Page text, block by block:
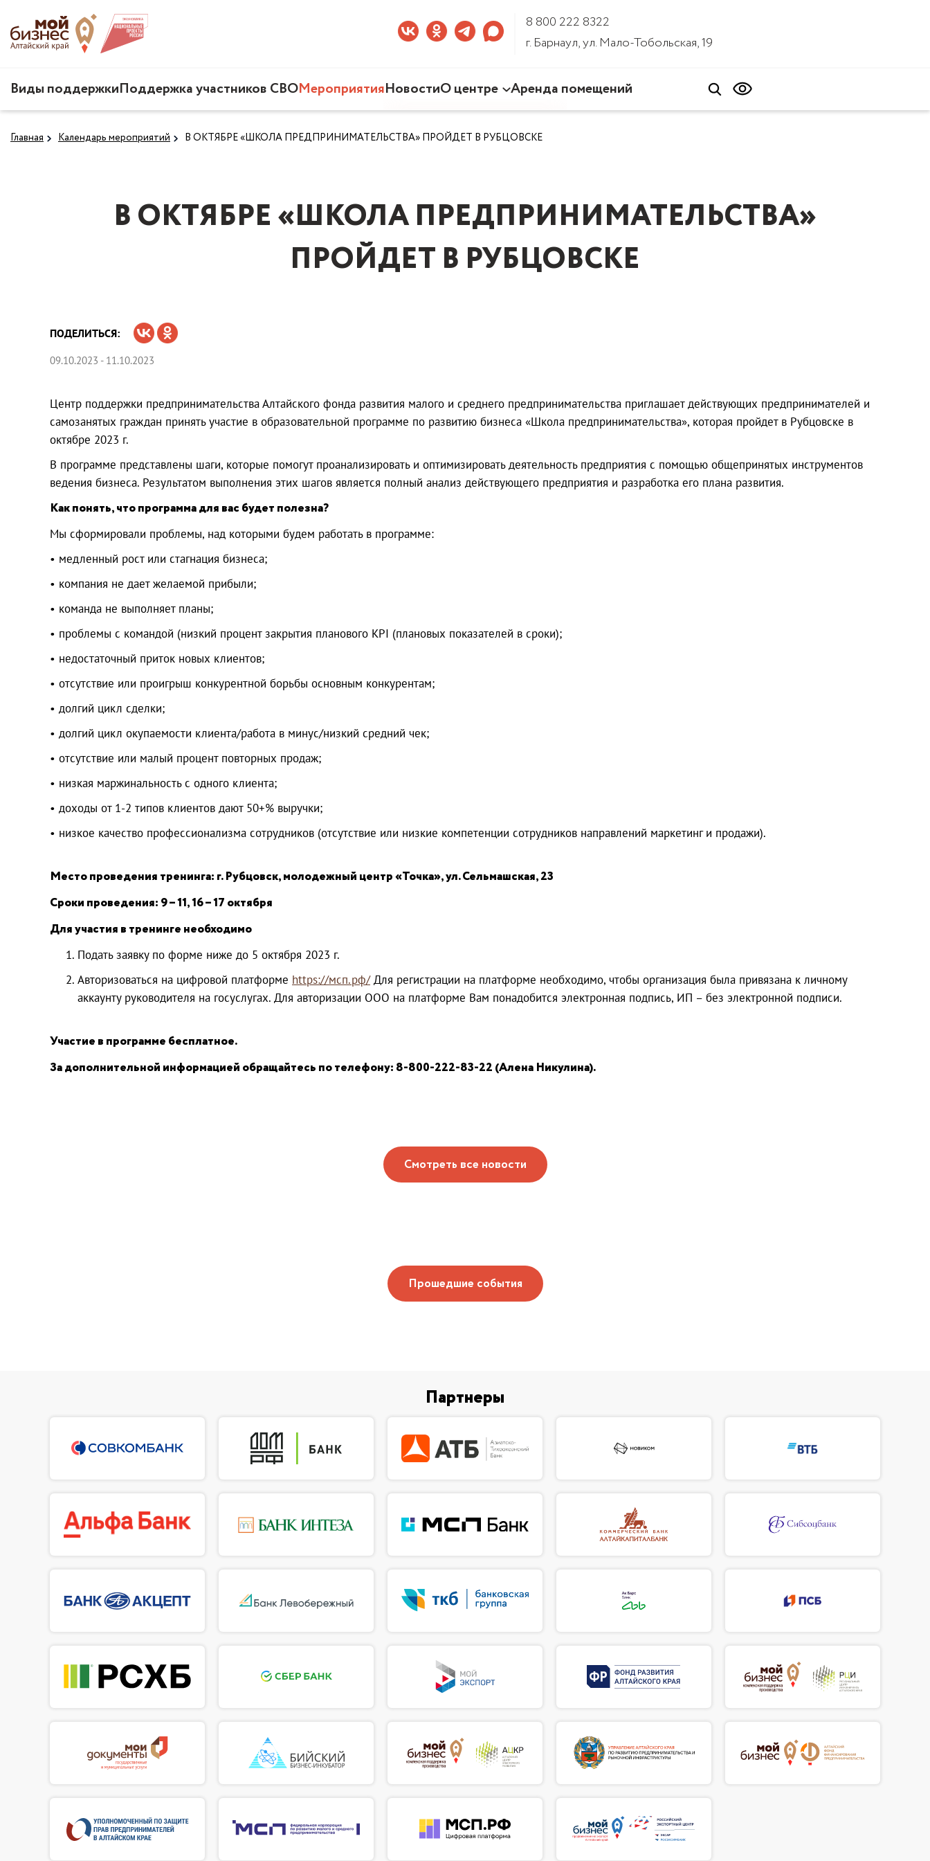
8 800 222 8322
г. Барнаул, ул. Мало-Тобольская, 19
Виды поддержкиПоддержка участников СВОМероприятияНовостиО центре
Команда Центра
3D-тур по Центру
Аренда помещений
Главная Календарь мероприятий В ОКТЯБРЕ «ШКОЛА ПРЕДПРИНИМАТЕЛЬСТВА» ПРОЙДЕТ В РУБЦОВСКЕ
В ОКТЯБРЕ «ШКОЛА ПРЕДПРИНИМАТЕЛЬСТВА»
ПРОЙДЕТ В РУБЦОВСКЕ
ПОДЕЛИТЬСЯ:
09.10.2023 - 11.10.2023
Центр поддержки предпринимательства Алтайского фонда развития малого и среднего предпринимательства приглашает действующих предпринимателей и
самозанятых граждан принять участие в образовательной программе по развитию бизнеса «Школа предпринимательства», которая пройдет в Рубцовске в
октябре 2023 г.
В программе представлены шаги, которые помогут проанализировать и оптимизировать деятельность предприятия с помощью общепринятых инструментов
ведения бизнеса. Результатом выполнения этих шагов является полный анализ действующего предприятия и разработка его плана развития.
Как понять, что программа для вас будет полезна?
Мы сформировали проблемы, над которыми будем работать в программе:
• медленный рост или стагнация бизнеса;
• компания не дает желаемой прибыли;
• команда не выполняет планы;
• проблемы с командой (низкий процент закрытия планового KPI (плановых показателей в сроки);
• недостаточный приток новых клиентов;
• отсутствие или проигрыш конкурентной борьбы основным конкурентам;
• долгий цикл сделки;
• долгий цикл окупаемости клиента/работа в минус/низкий средний чек;
• отсутствие или малый процент повторных продаж;
• низкая маржинальность с одного клиента;
• доходы от 1-2 типов клиентов дают 50+% выручки;
• низкое качество профессионализма сотрудников (отсутствие или низкие компетенции сотрудников направлений маркетинг и продажи).
Место проведения тренинга: г. Рубцовск, молодежный центр «Точка», ул. Сельмашская, 23
Сроки проведения: 9 – 11, 16 – 17 октября
Для участия в тренинге необходимо
Подать заявку по форме ниже до 5 октября 2023 г.
Авторизоваться на цифровой платформе https://мсп.рф/Для регистрации на платформе необходимо, чтобы организация была привязана к личному
аккаунту руководителя на госуслугах. Для авторизации ООО на платформе Вам понадобится электронная подпись, ИП – без электронной подписи.
Участие в программе бесплатное.
За дополнительной информацией обращайтесь по телефону: 8-800-222-83-22 (Алена Никулина).
Смотреть все новости
Прошедшие события
Партнеры